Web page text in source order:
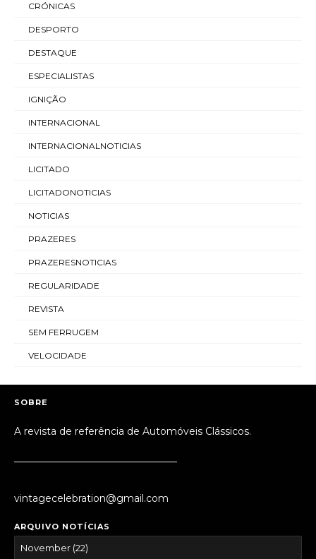
CRÓNICAS
DESPORTO
DESTAQUE
ESPECIALISTAS
IGNIÇÃO
INTERNACIONAL
INTERNACIONALNOTICIAS
LICITADO
LICITADONOTICIAS
NOTICIAS
PRAZERES
PRAZERESNOTICIAS
REGULARIDADE
REVISTA
SEM FERRUGEM
VELOCIDADE
SOBRE
A revista de referência de Automóveis Clássicos.
vintagecelebration@gmail.com
ARQUIVO NOTÍCIAS